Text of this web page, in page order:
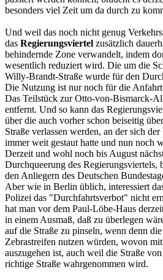
besonders viel Zeit um da durch zu
Und weil das noch nicht genug
das Regierungsviertel zusätzlich
behindernde Zone verwandelt, indem
wesentlich reduziert wird. Die um die
Willy-Brandt-Straße wurde für den
Die Nutzung ist nur noch für die
Das Teilstück zur Otto-von-Bismarck-
entfernt. Und so kann das
über die auch vorher schon beiseitig
Straße verlassen werden, an der sich
immer weit gestaut hatte und nun noch
Derzeit und wohl noch bis August
Durchqueerung des Regierungsviertels,
den Anliegern des Deutschen
Aber wie in Berlin üblich, interessiert
Polizei das "Durchfahrtsverbot" nicht
hat man vor dem Paul-Löbe-Haus
in einem Ausmaß, daß zu überlegen
auf die Straße zu pinseln, wenn denn
Zebrastreifen nutzen würden, wovon
auszugehen ist, auch weil die Straße
richtige Straße wahrgenommen wird.